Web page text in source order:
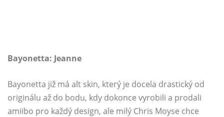
Bayonetta: Jeanne
Bayonetta již má alt skin, který je docela drastický od
originálu až do bodu, kdy dokonce vyrobili a prodali
amiibo pro každý design, ale milý Chris Moyse chce